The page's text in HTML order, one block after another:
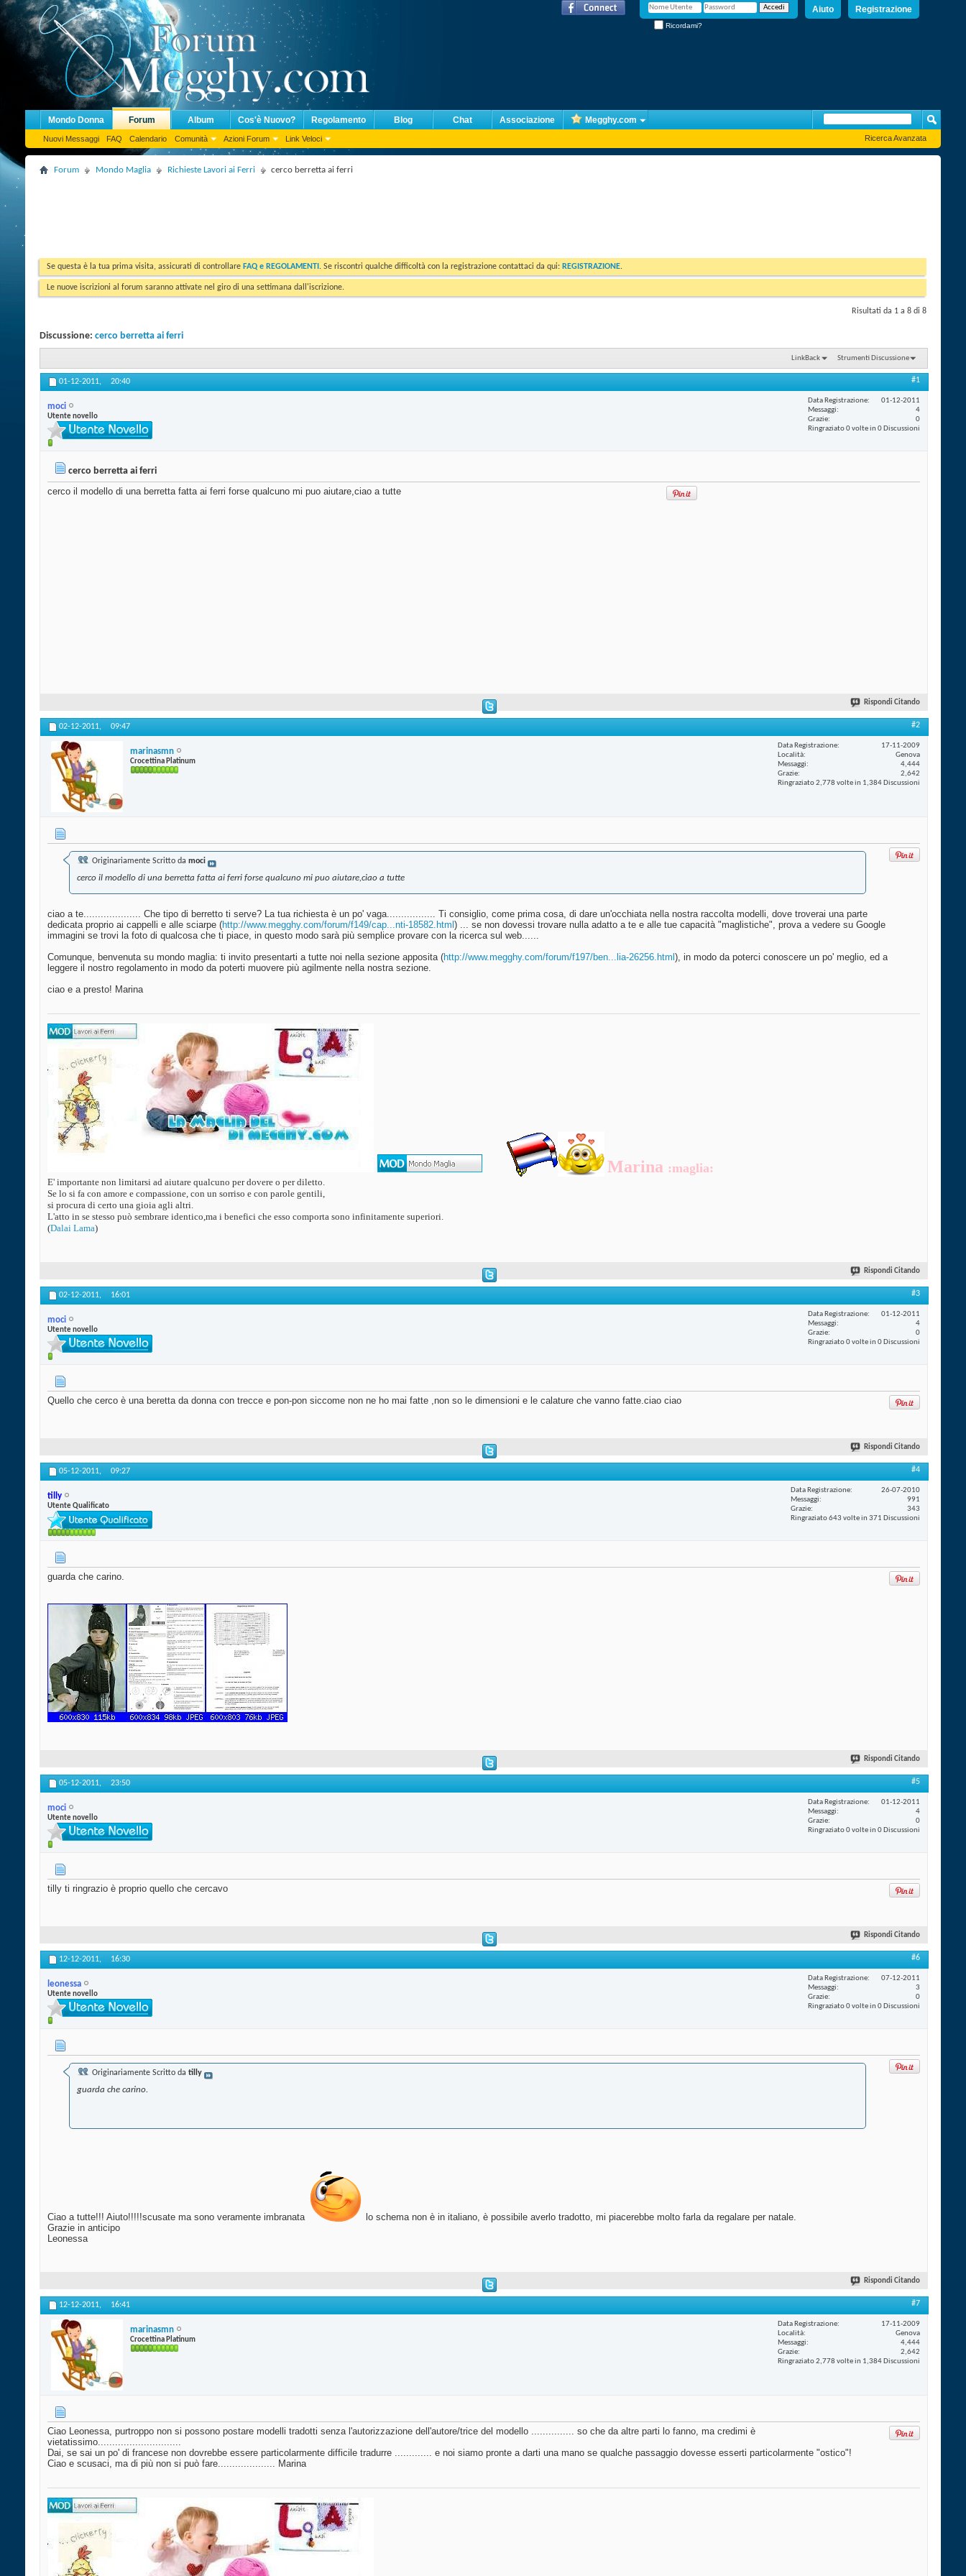
Registrazione
Aiuto
Ricordami?
Mondo Donna Forum
Nuovi Messaggi FAQ Calendario Comunità Azioni Forum Link Veloci
Album Cos'è Nuovo? Regolamento Blog Chat Associazione Megghy.com
Ricerca Avanzata
Forum Mondo Maglia Richieste Lavori ai Ferri cerco berretta ai ferri
Se questa è la tua prima visita, assicurati di controllare FAQ e REGOLAMENTI . Se riscontri qualche difficoltà con la registrazione contattaci da qui: REGISTRAZIONE.
Le nuove iscrizioni al forum saranno attivate nel giro di una settimana dall'iscrizione.
Risultati da 1 a 8 di 8
Discussione: cerco berretta ai ferri
LinkBack Strumenti Discussione
01-12-2011, 20:40 #1
moci
Utente novello
Data Registrazione
01-12-2011
Messaggi
4
Grazie
0
Ringraziato 0 volte in 0 Discussioni
cerco berretta ai ferri
cerco il modello di una berretta fatta ai ferri forse qualcuno mi puo aiutare,ciao a tutte
Rispondi Citando
02-12-2011, 09:47 #2
marinasmn
Crocettina Platinum
Data Registrazione
17-11-2009
Località
Genova
Messaggi
4,444
Grazie
2,642
Ringraziato 2,778 volte in 1,384 Discussioni
Originariamente Scritto da moci
cerco il modello di una berretta fatta ai ferri forse qualcuno mi puo aiutare,ciao a tutte
ciao a te.................... Che tipo di berretto ti serve? La tua richiesta è un po' vaga................. Ti consiglio, come prima cosa, di dare un'occhiata nella nostra raccolta modelli, dove troverai una parte
dedicata proprio ai cappelli e alle sciarpe (http://www.megghy.com/forum/f149/cap...nti-18582.html ) ... se non dovessi trovare nulla adatto a te e alle tue capacità "maglistiche", prova a vedere su Google
immagini se trovi la foto di qualcosa che ti piace, in questo modo sarà più semplice provare con la ricerca sul web......
Comunque, benvenuta su mondo maglia: ti invito presentarti a tutte noi nella sezione apposita (http://www.megghy.com/forum/f197/ben...lia-26256.html ), in modo da poterci conoscere un po' meglio, ed a
leggere il nostro regolamento in modo da poterti muovere più agilmente nella nostra sezione.
ciao e a presto! Marina
Marina :maglia:
E' importante non limitarsi ad aiutare qualcuno per dovere o per diletto.
Se lo si fa con amore e compassione, con un sorriso e con parole gentili,
si procura di certo una gioia agli altri.
L'atto in se stesso può sembrare identico,ma i benefici che esso comporta sono infinitamente superiori.
(Dalai Lama)
Rispondi Citando
02-12-2011, 16:01 #3
moci
Utente novello
Data Registrazione
01-12-2011
Messaggi
4
Grazie
0
Ringraziato 0 volte in 0 Discussioni
Quello che cerco è una beretta da donna con trecce e pon-pon siccome non ne ho mai fatte ,non so le dimensioni e le calature che vanno fatte.ciao ciao
Rispondi Citando
05-12-2011, 09:27 #4
tilly
Utente Qualificato
Data Registrazione
26-07-2010
Messaggi
991
Grazie
343
Ringraziato 643 volte in 371 Discussioni
guarda che carino.
Rispondi Citando
05-12-2011, 23:50 #5
moci
Utente novello
Data Registrazione
01-12-2011
Messaggi
4
Grazie
0
Ringraziato 0 volte in 0 Discussioni
tilly ti ringrazio è proprio quello che cercavo
Rispondi Citando
12-12-2011, 16:30 #6
leonessa
Utente novello
Data Registrazione
07-12-2011
Messaggi
3
Grazie
0
Ringraziato 0 volte in 0 Discussioni
Originariamente Scritto da tilly
guarda che carino.
Ciao a tutte!!! Aiuto!!!!!scusate ma sono veramente imbranata
lo schema non è in italiano, è possibile averlo tradotto, mi piacerebbe molto farla da regalare per natale.
Grazie in anticipo
Leonessa
Rispondi Citando
12-12-2011, 16:41 #7
marinasmn
Crocettina Platinum
Data Registrazione
17-11-2009
Località
Genova
Messaggi
4,444
Grazie
2,642
Ringraziato 2,778 volte in 1,384 Discussioni
Ciao Leonessa, purtroppo non si possono postare modelli tradotti senza l'autorizzazione dell'autore/trice del modello ............... so che da altre parti lo fanno, ma credimi è
vietatissimo.............................
Dai, se sai un po' di francese non dovrebbe essere particolarmente difficile tradurre ............. e noi siamo pronte a darti una mano se qualche passaggio dovesse esserti particolarmente "ostico"!
Ciao e scusaci, ma di più non si può fare.................... Marina